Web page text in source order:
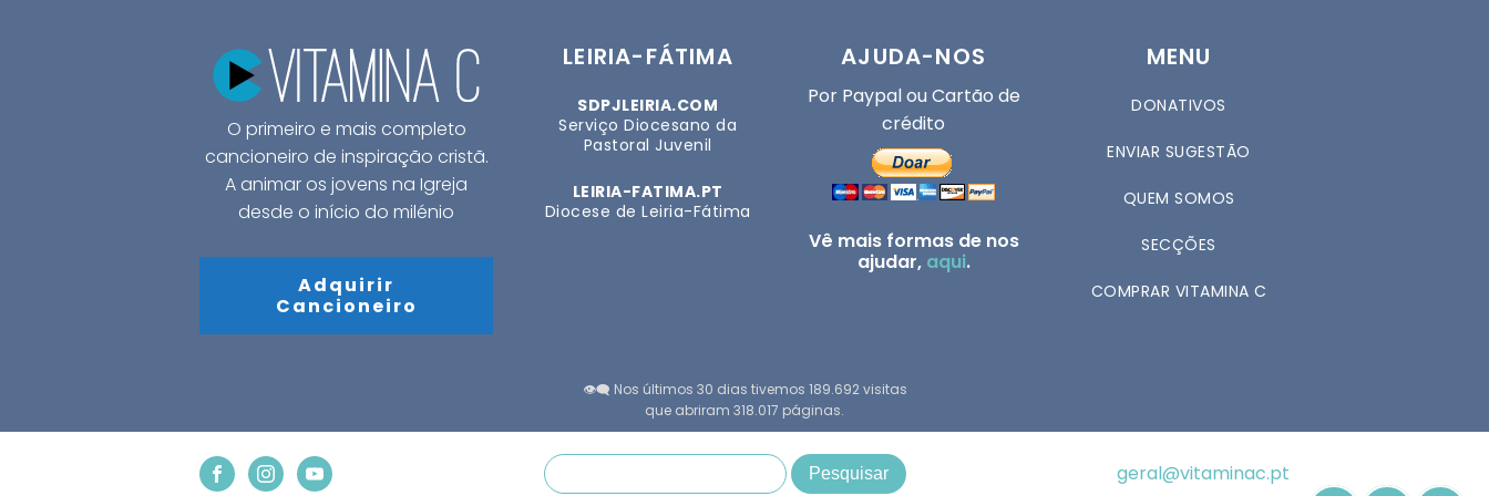
O primeiro e mais completo
cancioneiro de inspiração cristã.
A animar os jovens na Igreja
desde o início do milénio
Adquirir
Cancioneiro
LEIRIA-FÁTIMA
SDPJLEIRIA.COM
Serviço Diocesano da
Pastoral Juvenil
LEIRIA-FATIMA.PT
Diocese de Leiria-Fátima
AJUDA-NOS
Por Paypal ou Cartão de
crédito
Vê mais formas de nos
ajudar, aqui.
MENU
DONATIVOS
ENVIAR SUGESTÃO
QUEM SOMOS
SECÇÕES
COMPRAR VITAMINA C
👁️‍🗨️ Nos últimos 30 dias tivemos 189.692 visitas
que abriram 318.017 páginas.
geral@vitaminac.pt